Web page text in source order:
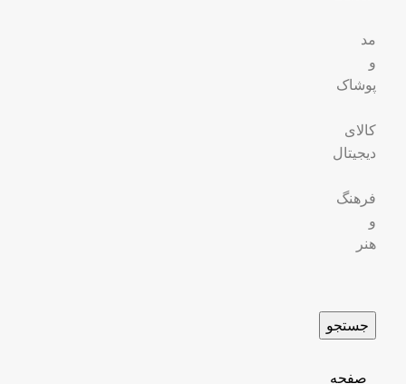
مد
و
پوشاک
کالای
دیجیتال
فرهنگ
و
هنر
جستجو
صفحه